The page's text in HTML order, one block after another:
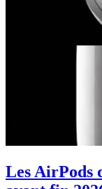
Les AirPods